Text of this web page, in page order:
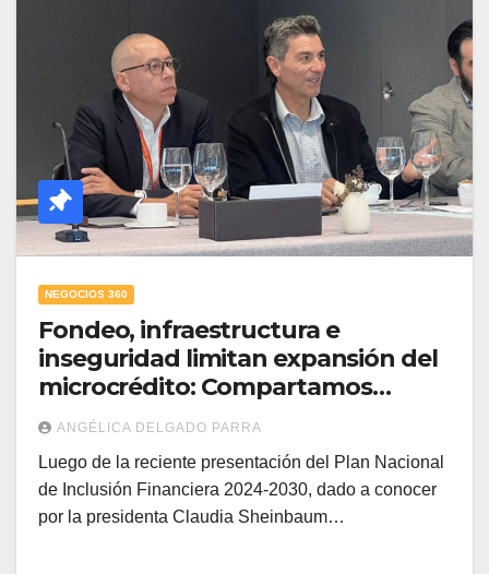
NEGOCIOS 360
Fondeo, infraestructura e
inseguridad limitan expansión del
microcrédito: Compartamos
Banco
ANGÉLICA DELGADO PARRA
Luego de la reciente presentación del Plan Nacional
de Inclusión Financiera 2024-2030, dado a conocer
por la presidenta Claudia Sheinbaum…